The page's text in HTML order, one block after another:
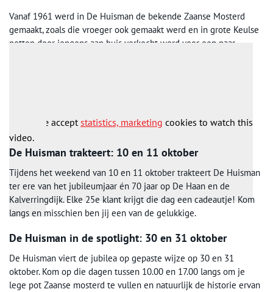
Vanaf 1961 werd in De Huisman de bekende Zaanse Mosterd
gemaakt, zoals die vroeger ook gemaakt werd en in grote Keulse
potten door jongens aan huis verkocht werd voor een paar
Please acceptstatistics, marketing cookies to watch this
video.
De Huisman trakteert: 10 en 11 oktober
Tijdens het weekend van 10 en 11 oktober trakteert De Huisman
ter ere van het jubileumjaar én 70 jaar op De Haan en de
Kalverringdijk. Elke 25e klant krijgt die dag een cadeautje! Kom
langs en misschien ben jij een van de gelukkige.
De Huisman in de spotlight: 30 en 31 oktober
De Huisman viert de jubilea op gepaste wijze op 30 en 31
oktober. Kom op die dagen tussen 10.00 en 17.00 langs om je
lege pot Zaanse mosterd te vullen en natuurlijk de historie ervan